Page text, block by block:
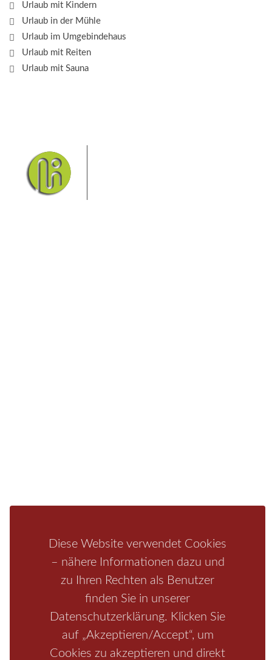
Diese Website verwendet Cookies
– nähere Informationen dazu und
zu Ihren Rechten als Benutzer
finden Sie in unserer
Datenschutzerklärung. Klicken Sie
auf „Akzeptieren/Accept“, um
Cookies zu akzeptieren und direkt
Urlaub mit Kindern
Urlaub in der Mühle
Urlaub im Umgebindehaus
Urlaub mit Reiten
Urlaub mit Sauna